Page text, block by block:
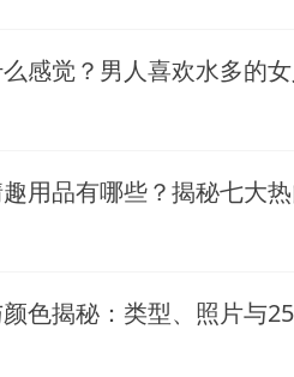
感觉？男人喜欢水多的女
用品有哪些？揭秘七大热
色揭秘：类型、照片与